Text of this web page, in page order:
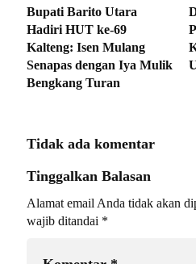
Bupati Barito Utara
Hadiri HUT ke-69
Kalteng: Isen Mulang
Senapas dengan Iya Mulik
Bengkang Turan
Tidak ada komentar
Tinggalkan Balasan
Alamat email Anda tidak akan
wajib ditandai *